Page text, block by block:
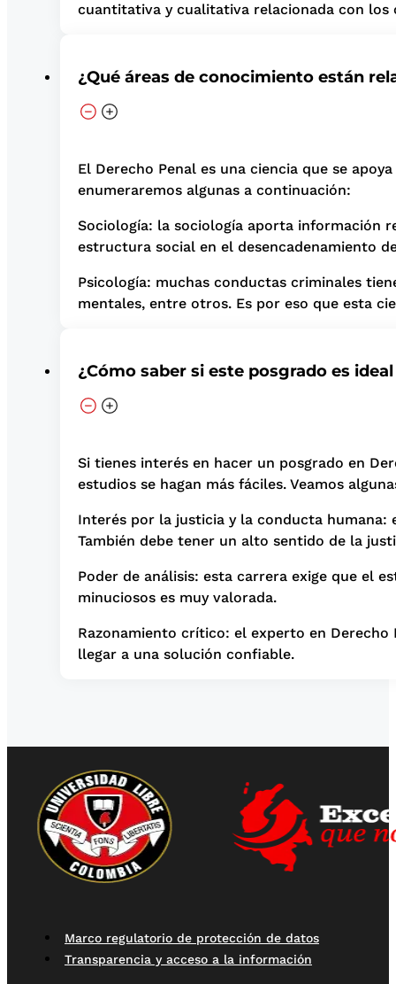
cuantitativa y cualitativa relacionada con los
¿Qué áreas de conocimiento están
El Derecho Penal es una ciencia que se
enumeraremos algunas a continuación:
Sociología: la sociología aporta información
estructura social en el desencadenamiento
Psicología: muchas conductas criminales
mentales, entre otros. Es por eso que esta
¿Cómo saber si este posgrado es
Si tienes interés en hacer un posgrado en
estudios se hagan más fáciles. Veamos
Interés por la justicia y la conducta humana:
También debe tener un alto sentido de la
Poder de análisis: esta carrera exige que el
minuciosos es muy valorada.
Razonamiento crítico: el experto en
llegar a una solución confiable.
Marco regulatorio de protección de datos
Transparencia y acceso a la información